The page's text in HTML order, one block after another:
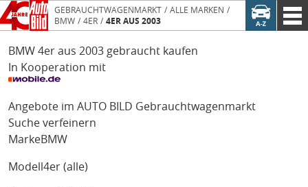
GEBRAUCHTWAGENMARKT
ALLE MARKEN
BMW
4ER 4ER AUS 2003
BMW 4er aus 2003 gebraucht kaufen
In Kooperation mit
Angebote im AUTO BILD Gebrauchtwagenmarkt
Suche verfeinern
MarkeBMW
Modell 4er (alle)